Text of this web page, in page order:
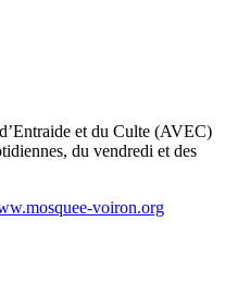
et du Culte (AVEC)
du vendredi et des
voiron.org